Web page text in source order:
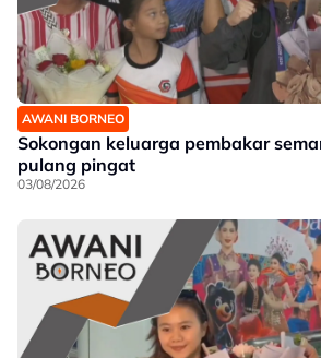
AWANI BORNEO
Sokongan keluarga pembakar
pulang pingat
03/08/2026